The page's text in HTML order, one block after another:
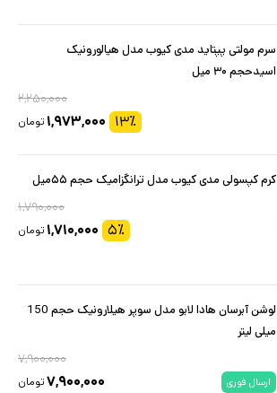
سرم مولتی پپتاید مدی کیوب مدل هیالورونیک
اسیدحجم ۳۰ میل
۲,۲۵۰,۰۰۰
۱۳٪ ۱,۹۷۳,۰۰۰ تومان
کرم کپسولی مدی کیوب مدل ترانگزامیک حجم ۵۵میل
۱,۷۹۰,۰۰۰
۵٪ ۱,۷۱۰,۰۰۰ تومان
لوشن آبرسان هادا لابو مدل سوپر هیلارونیک حجم 150
میلی لیتر
۷,۹۰۰,۰۰۰
ارسال فوری ۷,۹۰۰,۰۰۰تومان